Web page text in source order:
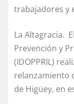
trabajadores y
La Altagracia.
Prevención y
(IDOPPRIL)
relanzamiento
de Higüey, en